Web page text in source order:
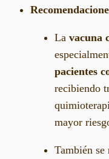
La vacuna
pacientes
recibiendo
mayor
También se